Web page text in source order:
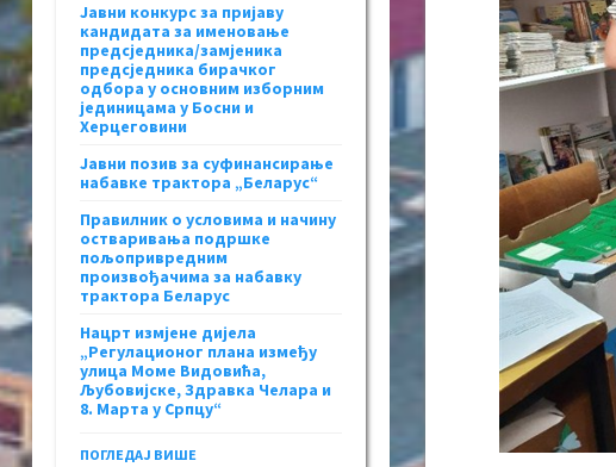
Јавни конкурс за пријаву
кандидата за именовање
предсједника/замјеника
предсједника бирачког
одбора у основним изборним
јединицама у Босни и
Херцеговини
Јавни позив за суфинансирање
набавке трактора „Беларус“
Правилник о условима и начину
остваривања подршке
пољопривредним
произвођачима за набавку
трактора Беларус
Нацрт измјене дијела
„Регулационог плана између
улица Моме Видовића,
Љубовијске, Здравка Челара и
8. Марта у Српцу“
ПОГЛЕДАЈ ВИШЕ